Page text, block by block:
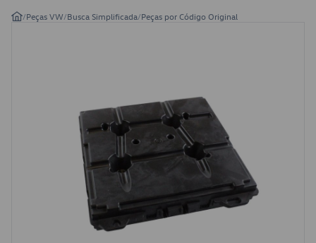
/Peças VW/Busca Simplificada/Peças por Código Original